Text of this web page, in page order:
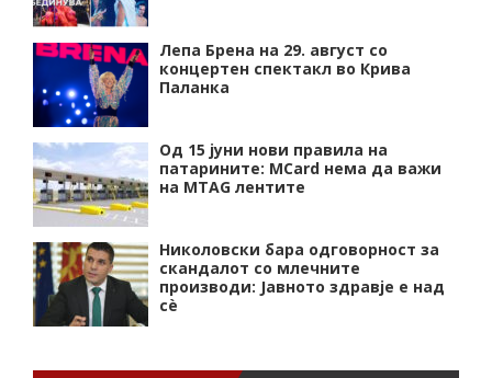
Лепа Брена на 29. август со
концертен спектакл во Крива
Паланка
Од 15 јуни нови правила на
патарините: MCard нема да важи
на MTAG лентите
Николовски бара одговорност за
скандалот со млечните
производи: Јавното здравје е над
сѐ